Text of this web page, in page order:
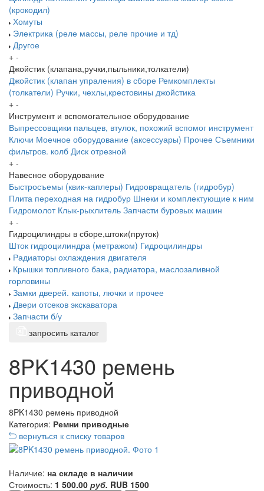
(крокодил)
Хомуты
Электрика (реле массы, реле прочие и тд)
Другое
+ -
Джойстик (клапана,ручки,пыльники,толкатели)
Джойстик (клапан упраления) в сборе Ремкомплекты
(толкатели) Ручки, чехлы,крестовины джойстика
+ -
Инструмент и вспомогательное оборудование
Выпрессовщики пальцев, втулок, похожий вспомог инструмент
Ключи Моечное оборудование (аксессуары) Прочее Съемники
фильтров. колб Диск отрезной
+ -
Навесное оборудование
Быстросъемы (квик-каплеры) Гидровращатель (гидробур)
Плита переходная на гидробур Шнеки и комплектующие к ним
Гидромолот Клык-рыхлитель Запчасти буровых машин
+ -
Гидроцилиндры в сборе,штоки(пруток)
Шток гидроцилиндра (метражом) Гидроцилиндры
Радиаторы охлаждения двигателя
Крышки топливного бака, радиатора, маслозаливной
горловины
Замки дверей. капоты, лючки и прочее
Двери отсеков экскаватора
Запчасти б/у
запросить каталог
8PK1430 ремень
приводной
8PK1430 ремень приводной
Категория: Ремни приводные
вернуться к списку товаров
Наличие: на складе в наличии
Стоимость: 1 500.00 руб. RUB 1500